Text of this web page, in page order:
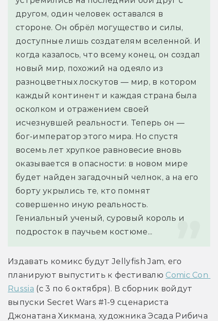
другом, один человек оставался в
стороне. Он обрёл могущество и силы,
доступные лишь создателям вселенной. И
когда казалось, что всему конец, он создал
новый мир, похожий на одеяло из
разноцветных лоскутов — мир, в котором
каждый континент и каждая страна была
осколком и отражением своей
исчезнувшей реальности. Теперь он —
бог-император этого мира. Но спустя
восемь лет хрупкое равновесие вновь
оказывается в опасности: в новом мире
будет найден загадочный челнок, а на его
борту укрылись те, кто помнят
совершенно иную реальность.
Гениальный ученый, суровый король и
подросток в паучьем костюме...
Издавать комикс будут Jellyfish Jam, его
планируют выпустить к фестивалю Comic Con
Russia (с 3 по 6 октября). В сборник войдут
выпуски Secret Wars #1-9 сценариста
Джонатана Хикмана, художника Эсада Рибича